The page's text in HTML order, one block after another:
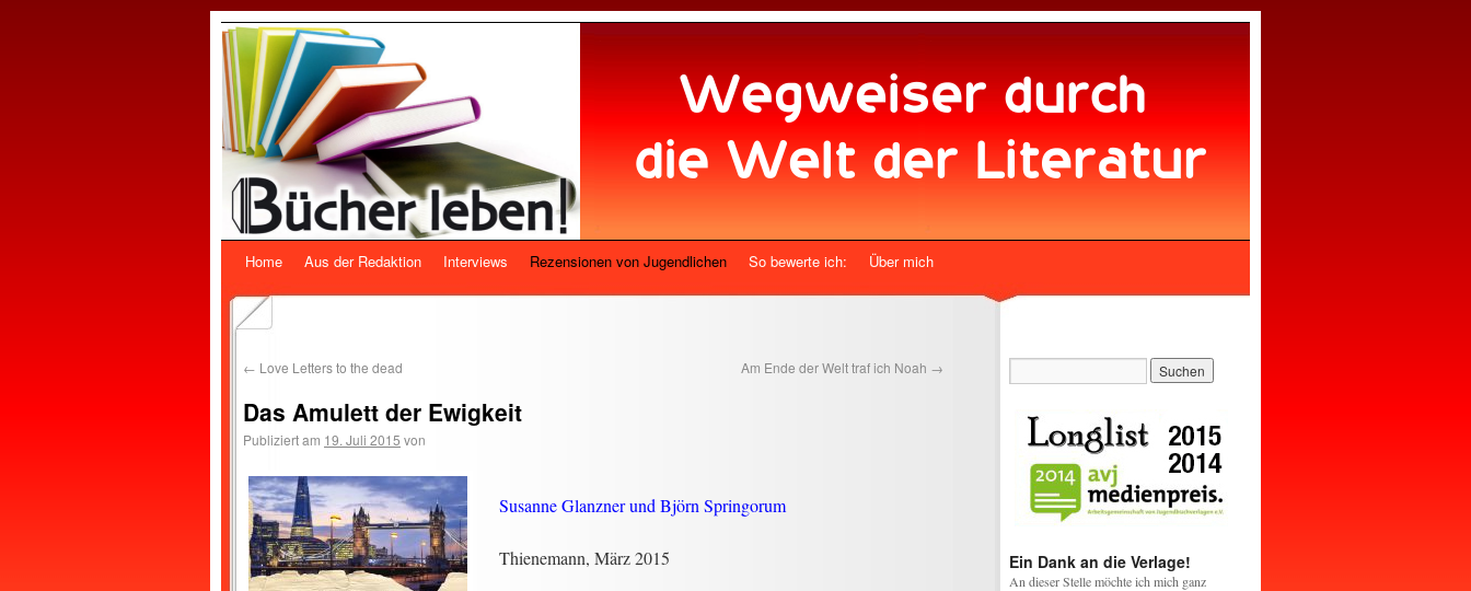
Home Aus der Redaktion Interviews Rezensionen von Jugendlichen So bewerte ich: Über mich
← Love Letters to the dead Am Ende der Welt traf ich Noah →
Das Amulett der Ewigkeit
Publiziert am 19. Juli 2015 von
Susanne Glanzner und Björn Springorum
Thienemann, März 2015 Ein Dank an die Verlage!
An dieser Stelle möchte ich mich ganz